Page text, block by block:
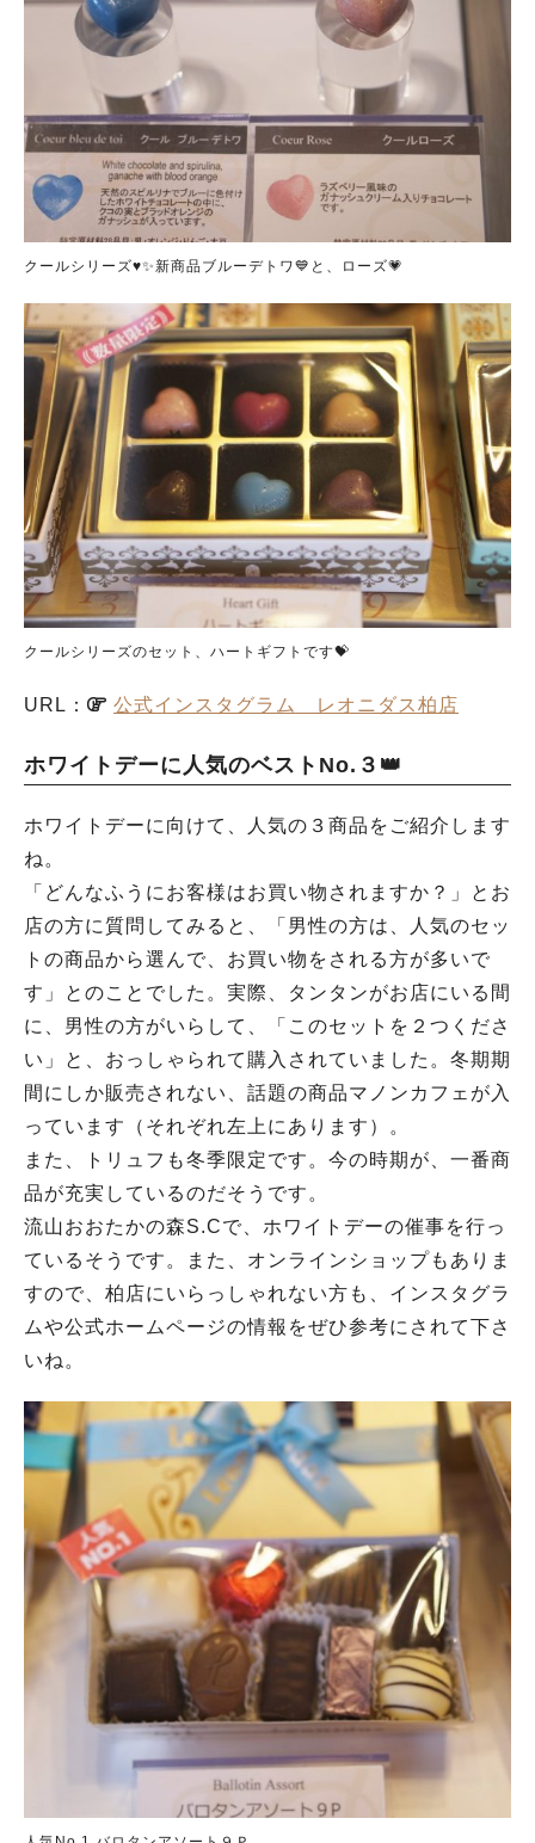
クールシリーズ♥️✨新商品ブルーデトワ💙と、ローズ💗
クールシリーズのセット、ハートギフトです💝
URL： 公式インスタグラム レオニダス柏店
ホワイトデーに人気のベストNo.３👑
ホワイトデーに向けて、人気の３商品をご紹介します
ね。
「どんなふうにお客様はお買い物されますか？」とお
店の方に質問してみると、「男性の方は、人気のセッ
トの商品から選んで、お買い物をされる方が多いで
す」とのことでした。実際、タンタンがお店にいる間
に、男性の方がいらして、「このセットを２つくださ
い」と、おっしゃられて購入されていました。冬期期
間にしか販売されない、話題の商品マノンカフェが入
っています（それぞれ左上にあります）。
また、トリュフも冬季限定です。今の時期が、一番商
品が充実しているのだそうです。
流山おおたかの森S.Cで、ホワイトデーの催事を行っ
ているそうです。また、オンラインショップもありま
すので、柏店にいらっしゃれない方も、インスタグラ
ムや公式ホームページの情報をぜひ参考にされて下さ
いね。